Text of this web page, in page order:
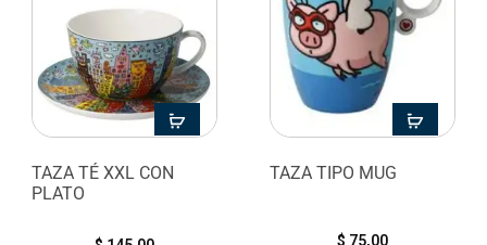
TAZA TÉ XXL CON
PLATO
TAZA TIPO MUG
$ 75,00